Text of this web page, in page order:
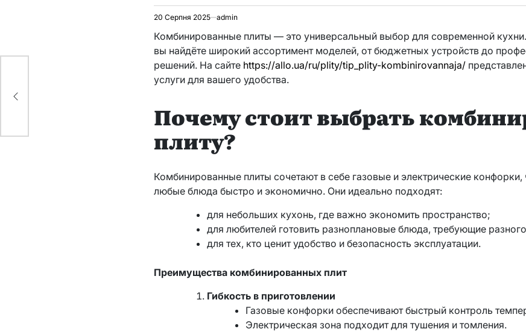
20 Серпня 2025 admin
Комбинированные плиты — это универсальный выбор для современной
вы найдёте широкий ассортимент моделей, от бюджетных устройств до
решений. На сайте https://allo.ua/ru/plity/tip_plity-kombinirovannaja/
услуги для вашего удобства.
Почему стоит выбрать
плиту?
Комбинированные плиты сочетают в себе газовые и электрические конфорки,
любые блюда быстро и экономично. Они идеально подходят:
для небольших кухонь, где важно экономить пространство;
для любителей готовить разноплановые блюда, требующие
для тех, кто ценит удобство и безопасность эксплуатации.
Преимущества комбинированных плит
Гибкость в приготовлении
Газовые конфорки обеспечивают быстрый контроль
Электрическая зона подходит для тушения и томления.